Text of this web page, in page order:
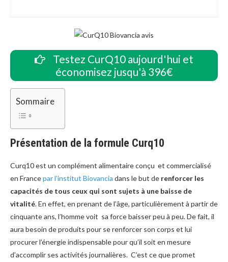
Testez CurQ10 aujourd'hui et
économisez jusqu'à 396€
Sommaire
Présentation de la formule Curq10
Curq10 est un complément alimentaire conçu et commercialisé
en Francepar l’institut Biovancia dans le but de renforcer les
capacités de tous ceux qui sont sujets à une baisse de
vitalité. En effet, en prenant de l’âge, particulièrement à partir de
cinquante ans, l’homme voit sa force baisser peu à peu. De fait, il
aura besoin de produits pour se renforcer son corps et lui
procurer l’énergie indispensable pour qu’il soit en mesure
d’accomplir ses activités journalières. C’est ce que promet